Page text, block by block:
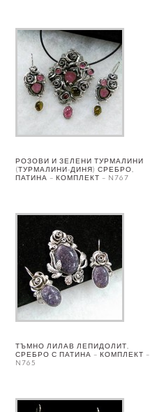
РОЗОВИ И ЗЕЛЕНИ ТУРМАЛИНИ
(ТУРМАЛИНИ-ДИНЯ) СРЕБРО,
ПАТИНА – КОМПЛЕКТ – N767
ТЪМНО ЛИЛАВ ЛЕПИДОЛИТ,
СРЕБРО С ПАТИНА – КОМПЛЕКТ –
N765